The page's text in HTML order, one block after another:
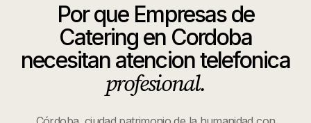
Por que Empresas de
Cateringen Cordoba
necesitan atencion telefonica
profesional.